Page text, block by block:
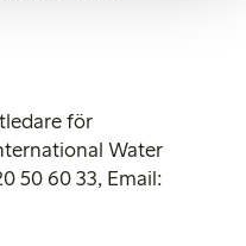
för
Water
50 60 33, Email: